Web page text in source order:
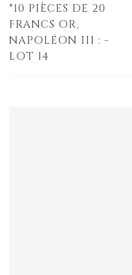
*10 PIÈCES DE 20
FRANCS OR,
NAPOLÉON III : -
LOT 14